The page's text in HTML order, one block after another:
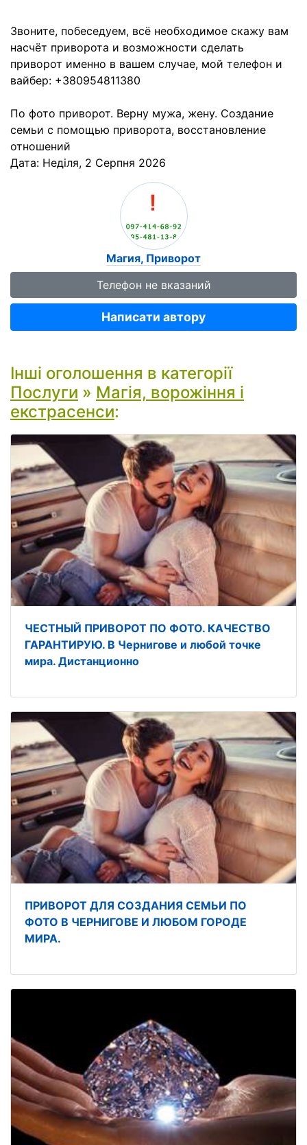
Звоните, побеседуем, всё необходимое скажу вам
насчёт приворота и возможности сделать
приворот именно в вашем случае, мой телефон и
вайбер: +380954811380
По фото приворот. Верну мужа, жену. Создание
семьи с помощью приворота, восстановление
отношений
Дата: Неділя, 2 Серпня 2026
Магия, Приворот
Телефон не вказаний
Написати автору
Інші оголошення в категорії
Послуги » Магія, ворожіння і
екстрасенси:
ЧЕСТНЫЙ ПРИВОРОТ ПО ФОТО. КАЧЕСТВО
ГАРАНТИРУЮ. В Чернигове и любой точке
мира. Дистанционно
ПРИВОРОТ ДЛЯ СОЗДАНИЯ СЕМЬИ ПО
ФОТО В ЧЕРНИГОВЕ И ЛЮБОМ ГОРОДЕ
МИРА.